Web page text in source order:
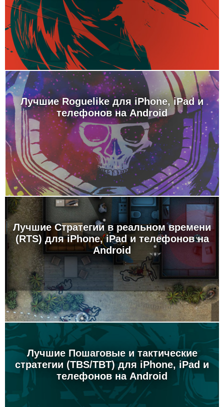
Лучшие Roguelike для iPhone, iPad и
телефонов на Android
Лучшие Стратегии в реальном времени
(RTS) для iPhone, iPad и телефонов на
Android
Лучшие Пошаговые и тактические
стратегии (TBS/TBT) для iPhone, iPad и
телефонов на Android